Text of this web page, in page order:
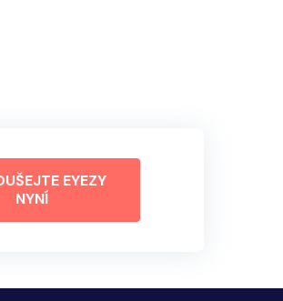
EYEZY
NYNÍ